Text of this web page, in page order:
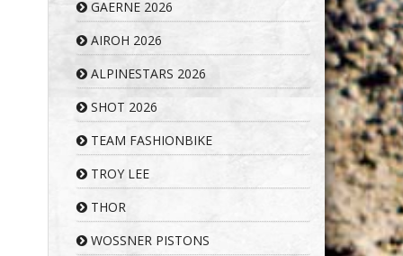
GAERNE 2026
AIROH 2026
ALPINESTARS 2026
SHOT 2026
TEAM FASHIONBIKE
TROY LEE
THOR
WOSSNER PISTONS